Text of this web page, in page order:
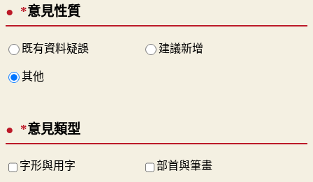
*意見性質
既有資料疑誤 建議新增
其他
*意見類型
字形與用字 部首與筆畫